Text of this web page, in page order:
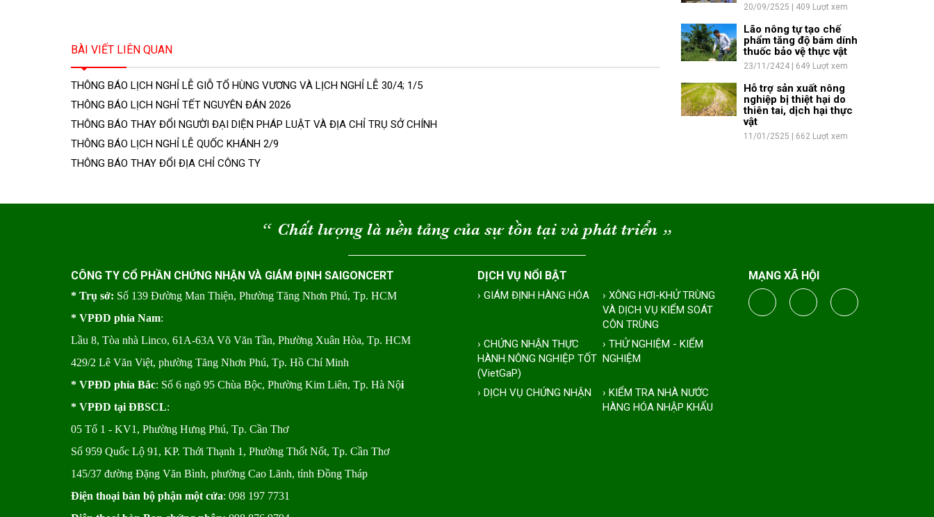
BÀI VIẾT LIÊN QUAN
THÔNG BÁO LỊCH NGHỈ LỄ GIỖ TỔ HÙNG VƯƠNG VÀ LỊCH NGHỈ LỄ 30/4; 1/5
THÔNG BÁO LỊCH NGHỈ TẾT NGUYÊN ĐÁN 2026
THÔNG BÁO THAY ĐỔI NGƯỜI ĐẠI DIỆN PHÁP LUẬT VÀ ĐỊA CHỈ TRỤ SỞ CHÍNH
THÔNG BÁO LỊCH NGHỈ LỄ QUỐC KHÁNH 2/9
THÔNG BÁO THAY ĐỔI ĐỊA CHỈ CÔNG TY
20/09/2525 | 409 Lượt xem
Lão nông tự tạo chế
phẩm tăng độ bám dính
thuốc bảo vệ thực vật
23/11/2424 | 649 Lượt xem
Hỗ trợ sản xuất nông
nghiệp bị thiệt hại do
thiên tai, dịch hại thực
vật
11/01/2525 | 662 Lượt xem
“ Chất lượng là nền tảng của sự tồn tại và phát triển “
CÔNG TY CỔ PHẦN CHỨNG NHẬN VÀ GIÁM ĐỊNH SAIGONCERT
* Trụ sở: Số 139 Đường Man Thiện, Phường Tăng Nhơn Phú, Tp. HCM
* VPĐD phía Nam:
Lầu 8, Tòa nhà Linco, 61A-63A Võ Văn Tần, Phường Xuân Hòa, Tp. HCM
429/2 Lê Văn Việt, phường Tăng Nhơn Phú, Tp. Hồ Chí Minh
* VPĐD phía Bắc: Số 6 ngõ 95 Chùa Bộc, Phường Kim Liên, Tp. Hà Nội
* VPĐD tại ĐBSCL:
05 Tổ 1 - KV1, Phường Hưng Phú, Tp. Cần Thơ
Số 959 Quốc Lộ 91, KP. Thới Thạnh 1, Phường Thốt Nốt, Tp. Cần Thơ
145/37 đường Đặng Văn Bình, phường Cao Lãnh, tỉnh Đồng Tháp
Điện thoại bàn bộ phận một cửa: 098 197 7731
DỊCH VỤ NỔI BẬT
› DỊCH VỤ CHỨNG NHẬN
› KIỂM TRA NHÀ NƯỚC
HÀNG HÓA NHẬP KHẨU
› CHỨNG NHẬN THỰC
HÀNH NÔNG NGHIỆP TỐT
(VietGaP)
› THỬ NGHIỆM - KIỂM
NGHIỆM
› GIÁM ĐỊNH HÀNG HÓA
› XÔNG HƠI-KHỬ TRÙNG
VÀ DỊCH VỤ KIỂM SOÁT
CÔN TRÙNG
MẠNG XÃ HỘI